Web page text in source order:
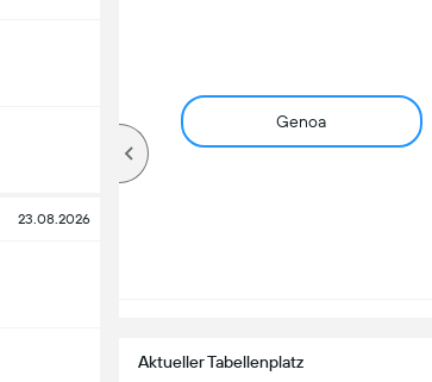
23.08.2026
Genoa
Aktueller Tabellenplatz